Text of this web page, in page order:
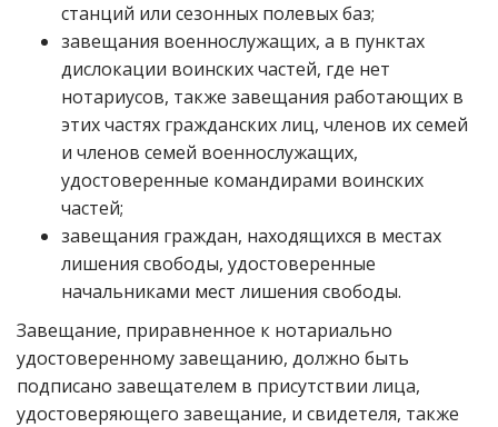
станций или сезонных полевых баз;
завещания военнослужащих, а в пунктах
дислокации воинских частей, где нет
нотариусов, также завещания работающих в
этих частях гражданских лиц, членов их семей
и членов семей военнослужащих,
удостоверенные командирами воинских
частей;
завещания граждан, находящихся в местах
лишения свободы, удостоверенные
начальниками мест лишения свободы.
Завещание, приравненное к нотариально
удостоверенному завещанию, должно быть
подписано завещателем в присутствии лица,
удостоверяющего завещание, и свидетеля, также